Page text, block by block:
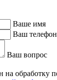
Ваше имя
Ваш телефон
Ваш вопрос
на обработку